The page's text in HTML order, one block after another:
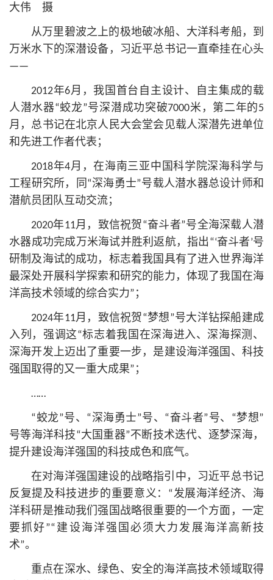
大伟 摄
从万里碧波之上的极地破冰船、大洋科考船，到
万米水下的深潜设备，习近平总书记一直牵挂在心头
——
2012年6月，我国首台自主设计、自主集成的载
人潜水器“蛟龙”号深潜成功突破7000米，第二年的5
月，总书记在北京人民大会堂会见载人深潜先进单位
和先进工作者代表；
2018年4月，在海南三亚中国科学院深海科学与
工程研究所，同“深海勇士”号载人潜水器总设计师和
潜航员团队互动交流；
2020年11月，致信祝贺“奋斗者”号全海深载人潜
水器成功完成万米海试并胜利返航，指出“‘奋斗者’号
研制及海试的成功，标志着我国具有了进入世界海洋
最深处开展科学探索和研究的能力，体现了我国在海
洋高技术领域的综合实力”；
2024年11月，致信祝贺“梦想”号大洋钻探船建成
入列，强调这“标志着我国在深海进入、深海探测、
深海开发上迈出了重要一步，是建设海洋强国、科技
强国取得的又一重大成果”；
……
“蛟龙”号、“深海勇士”号、“奋斗者”号、“梦想”
号等海洋科技“大国重器”不断技术迭代、逐梦深海，
提升建设海洋强国的科技成色和底气。
在对海洋强国建设的战略指引中，习近平总书记
反复提及科技进步的重要意义：“发展海洋经济、海
洋科研是推动我们强国战略很重要的一个方面，一定
要抓好”“建设海洋强国必须大力发展海洋高新技
术”。
重点在深水、绿色、安全的海洋高技术领域取得